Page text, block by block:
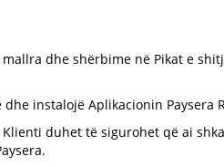
dhe shërbime në Pikat e
instalojë Aplikacionin Paysera
duhet të sigurohet që ai